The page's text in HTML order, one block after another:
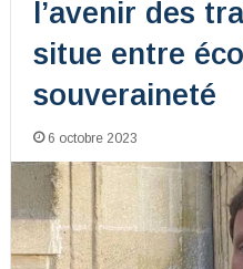
l’avenir des
situe entre
souveraineté
6 octobre 2023